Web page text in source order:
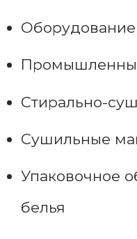
Стирально-
Сушильные
Упаковочное
белья